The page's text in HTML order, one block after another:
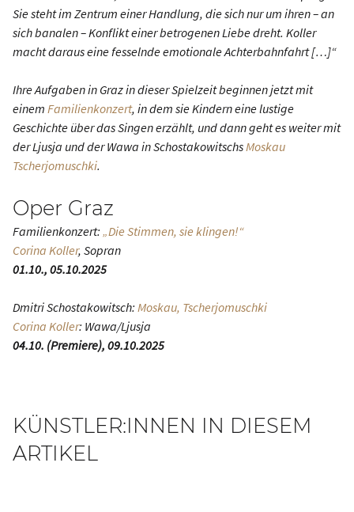
Sie steht im Zentrum einer Handlung, die sich nur um ihren – an
sich banalen – Konflikt einer betrogenen Liebe dreht. Koller
macht daraus eine fesselnde emotionale Achterbahnfahrt […]“
Ihre Aufgaben in Graz in dieser Spielzeit beginnen jetzt mit
einem Familienkonzert, in dem sie Kindern eine lustige
Geschichte über das Singen erzählt, und dann geht es weiter mit
der Ljusja und der Wawa in SchostakowitschsMoskau
Tscherjomuschki.
Oper Graz
Familienkonzert: „Die Stimmen, sie klingen!“
Corina Koller, Sopran
01.10., 05.10.2025
Dmitri Schostakowitsch: Moskau, Tscherjomuschki
Corina Koller: Wawa/Ljusja
04.10. (Premiere), 09.10.2025
KÜNSTLER:INNEN IN DIESEM
ARTIKEL